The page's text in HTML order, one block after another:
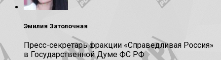
Эмилия Затолочная
Пресс-секретарь фракции «Справедливая Россия»
в Государственной Думе ФС РФ